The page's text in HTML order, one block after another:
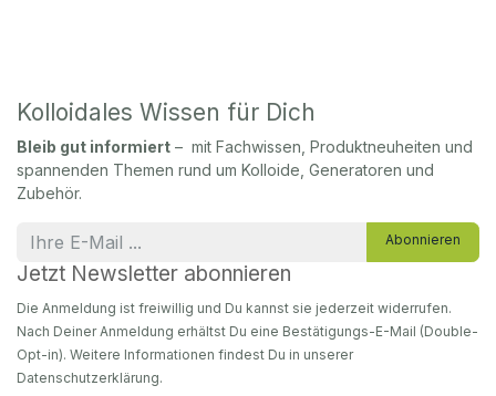
Kolloidales Wissen für Dich
Bleib gut informiert – mit Fachwissen, Produktneuheiten und
spannenden Themen rund um Kolloide, Generatoren und
Zubehör.
Abonnieren
Jetzt Newsletter abonnieren
Die Anmeldung ist freiwillig und Du kannst sie jederzeit widerrufen.
Nach Deiner Anmeldung erhältst Du eine Bestätigungs-E-Mail (Double-
Opt-in). Weitere Informationen findest Du in unserer
Datenschutzerklärung.